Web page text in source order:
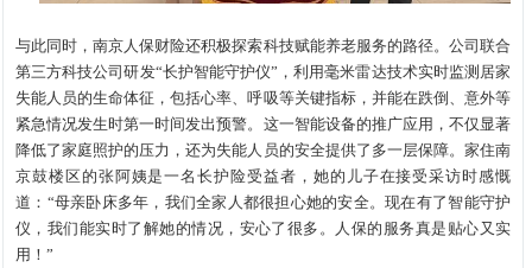
与此同时，南京人保财险还积极探索科技赋能养老服务的路径。公司联合
第三方科技公司研发“长护智能守护仪”，利用毫米雷达技术实时监测居家
失能人员的生命体征，包括心率、呼吸等关键指标，并能在跌倒、意外等
紧急情况发生时第一时间发出预警。这一智能设备的推广应用，不仅显著
降低了家庭照护的压力，还为失能人员的安全提供了多一层保障。家住南
京鼓楼区的张阿姨是一名长护险受益者，她的儿子在接受采访时感慨
道：“母亲卧床多年，我们全家人都很担心她的安全。现在有了智能守护
仪，我们能实时了解她的情况，安心了很多。人保的服务真是贴心又实
用！”